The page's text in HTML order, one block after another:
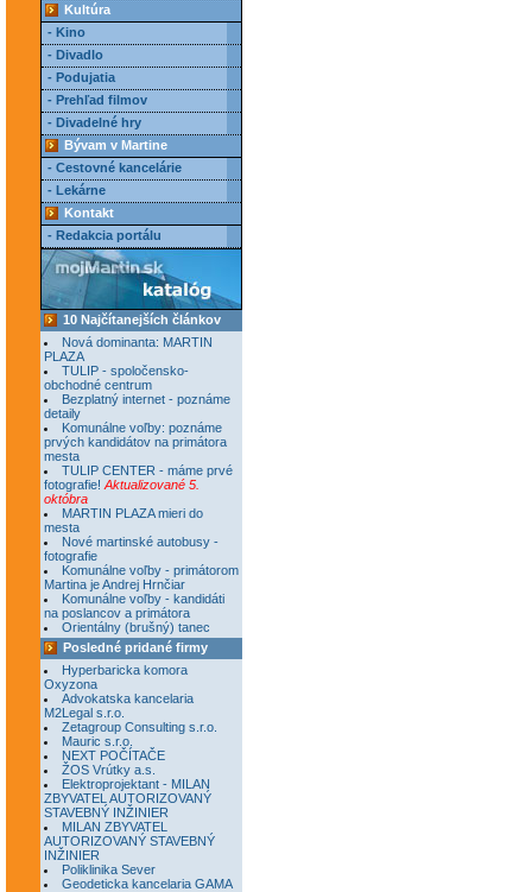
Kultúra
- Kino
- Divadlo
- Podujatia
- Prehľad filmov
- Divadelné hry
Bývam v Martine
- Cestovné kancelárie
- Lekárne
Kontakt
- Redakcia portálu
10 Najčítanejších článkov
Nová dominanta: MARTIN
PLAZA
TULIP - spoločensko-
obchodné centrum
Bezplatný internet - poznáme
detaily
Komunálne voľby: poznáme
prvých kandidátov na primátora
mesta
TULIP CENTER - máme prvé
fotografie! Aktualizované 5.
októbra
MARTIN PLAZA mieri do
mesta
Nové martinské autobusy -
fotografie
Komunálne voľby - primátorom
Martina je Andrej Hrnčiar
Komunálne voľby - kandidáti
na poslancov a primátora
Orientálny (brušný) tanec
Posledné pridané firmy
Hyperbaricka komora
Oxyzona
Advokatska kancelaria
M2Legal s.r.o.
Zetagroup Consulting s.r.o.
Mauric s.r.o.
NEXT POČÍTAČE
ŽOS Vrútky a.s.
Elektroprojektant - MILAN
ZBYVATEL AUTORIZOVANÝ
STAVEBNÝ INŽINIER
MILAN ZBYVATEL
AUTORIZOVANÝ STAVEBNÝ
INŽINIER
Poliklinika Sever
Geodeticka kancelaria GAMA